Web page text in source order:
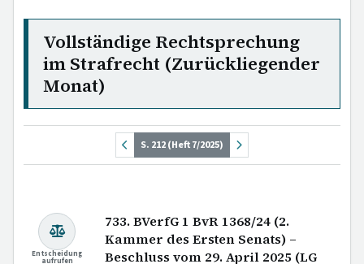
Vollständige Rechtsprechung
im Strafrecht (Zurückliegender
Monat)
S. 212 (Heft 7/2025)
Entscheidung
aufrufen
733. BVerfG 1 BvR 1368/24 (2.
Kammer des Ersten Senats) –
Beschluss vom 29. April 2025 (LG